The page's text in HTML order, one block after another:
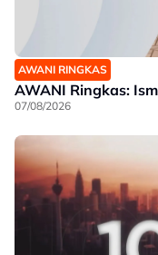
AWANI RINGKAS
AWANI Ringkas:
07/08/2026